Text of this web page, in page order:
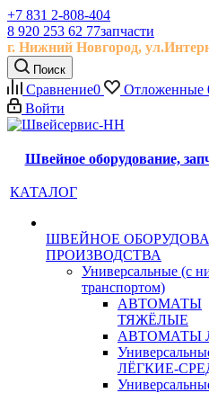
+7 831 2-808-404
8 920 253 62 77запчасти
г. Нижний Новгород, ул.
Поиск
Сравнение0 Отложенные
Войти
Швейное оборудование,
КАТАЛОГ
ШВЕЙНОЕ
ПРОИЗВОДСТВА
Универсальные (с
транспортом)
АВТОМАТЫ
ТЯЖЁЛЫЕ
АВТОМАТЫ
ЛЁГКИЕ-